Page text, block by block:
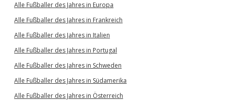
Alle Fußballer des Jahres in Europa
Alle Fußballer des Jahres in Frankreich
Alle Fußballer des Jahres in Italien
Alle Fußballer des Jahres in Portugal
Alle Fußballer des Jahres in Schweden
Alle Fußballer des Jahres in Südamerika
Alle Fußballer des Jahres in Österreich